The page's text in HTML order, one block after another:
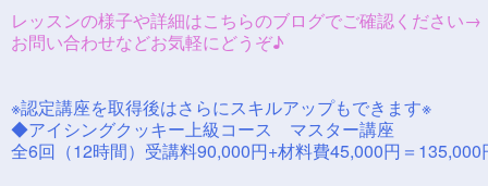
レッスンの様子や詳細はこちらのブログでご確認くださ
お問い合わせなどお気軽にどうぞ♪
※認定講座を取得後はさらにスキルアップもできます※
◆アイシングクッキー上級コース マスター講座
全6回（12時間）受講料90,000円+材料費45,000円＝135,000